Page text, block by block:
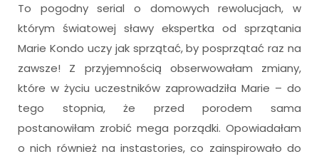
To pogodny serial o domowych rewolucjach, w
którym światowej sławy ekspertka od sprzątania
Marie Kondo uczy jak sprzątać, by posprzątać raz na
zawsze! Z przyjemnością obserwowałam zmiany,
które w życiu uczestników zaprowadziła Marie – do
tego stopnia, że przed porodem sama
postanowiłam zrobić mega porządki. Opowiadałam
o nich również na instastories, co zainspirowało do